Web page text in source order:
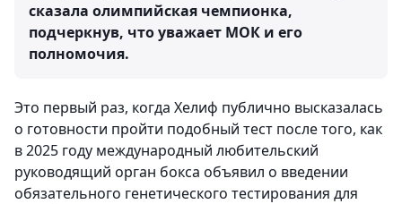
сказала олимпийская чемпионка,
подчеркнув, что уважает МОК и его
полномочия.
Это первый раз, когда Хелиф публично высказалась
о готовности пройти подобный тест после того, как
в 2025 году международный любительский
руководящий орган бокса объявил о введении
обязательного генетического тестирования для